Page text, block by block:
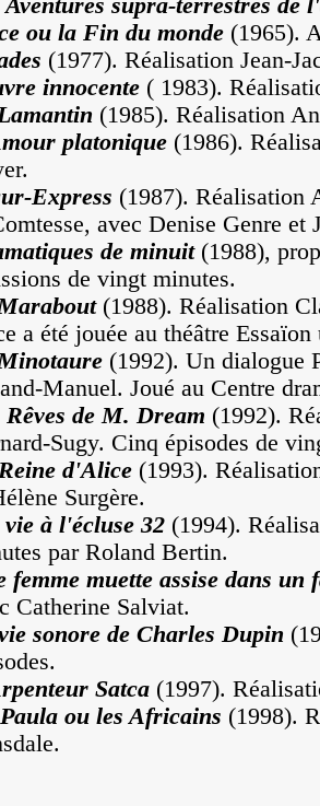
ou la Fin du monde (1965).
(1977). Réalisation Jean-
innocente ( 1983).
(1985). Réalisation
platonique (1986).
Express (1987). Réalisation
avec Denise Genre et
de minuit(1988),
de vingt minutes.
(1988). Réalisation
a été jouée au théâtre
(1992). Un dialogue
Manuel. Joué au Centre
Rêves de M. Dream (1992).
Sugy. Cinq épisodes de
d'Alice (1993).
Surgère.
à l'écluse 32 (1994).
par Roland Bertin.
femme muette assise dans un
Catherine Salviat.
sonore de Charles Dupin
Satca (1997).
ou les Africains (1998).